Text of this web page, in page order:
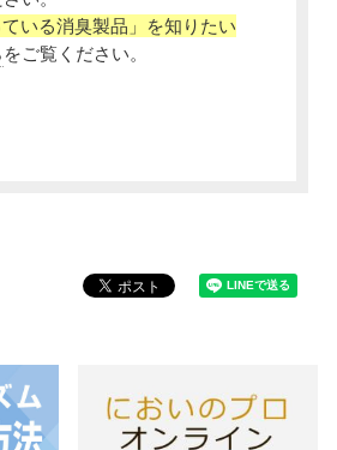
ている消臭製品」を知りたい
をご覧ください。